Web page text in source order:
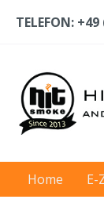
TELEFON:
Home E-